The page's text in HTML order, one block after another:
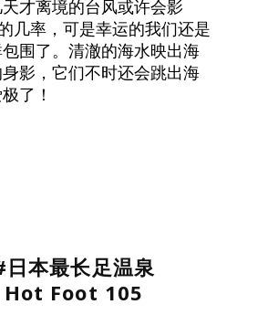
才离境的台风或许会影
几率，可是幸运的我们还是
围了。清澈的海水映出海
影，它们不时还会跳出海
了！
日本最长足温泉
Hot Foot 105